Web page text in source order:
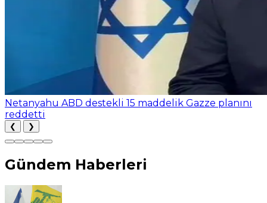
Netanyahu ABD destekli 15 maddelik Gazze planını
reddetti
❮ ❯
Gündem Haberleri